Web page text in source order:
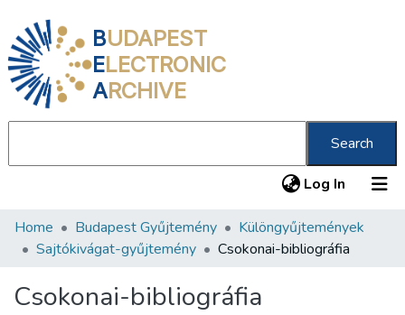
BUDAPEST
ELECTRONIC
ARCHIVE
Search
Log In (current)
Communities & Collections
Statistics
Home Budapest Gyűjtemény
Különgyűjtemények
Sajtókivágat-gyűjtemény
Csokonai-bibliográfia
Csokonai-bibliográfia